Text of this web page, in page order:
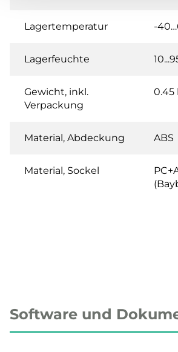
Lagertemperatur -
Lagerfeuchte
Gewicht, inkl.
Verpackung
0.45
Material, Abdeckung ABS
Material, Sockel
Software und